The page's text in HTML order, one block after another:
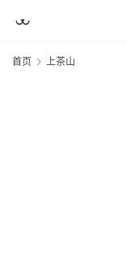
首页 上茶山